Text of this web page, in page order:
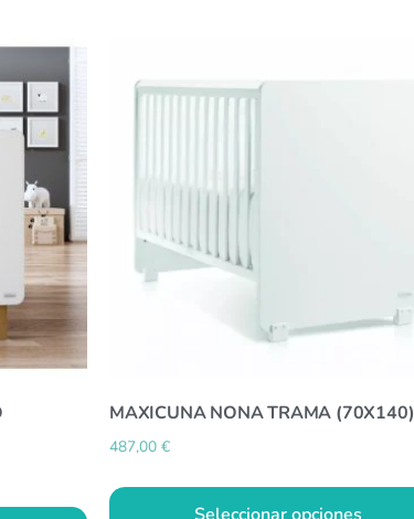
MAXICUNA NONA TRAMA (70X140)
487,00 €
Seleccionar opciones